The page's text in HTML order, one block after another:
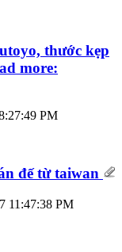
thước kẹp
more:
PM
đế từ taiwan
11:47:38 PM